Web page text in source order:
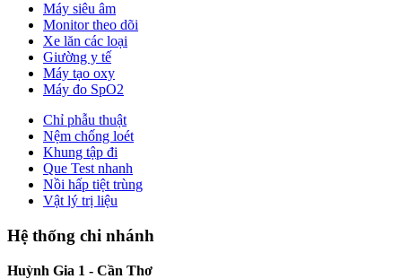
Máy siêu âm
Monitor theo dõi
Xe lăn các loại
Giường y tế
Máy tạo oxy
Máy đo SpO2
Chỉ phẫu thuật
Nệm chống loét
Khung tập đi
Que Test nhanh
Nồi hấp tiệt trùng
Vật lý trị liệu
Hệ thống chi nhánh
Huỳnh Gia 1 - Cần Thơ